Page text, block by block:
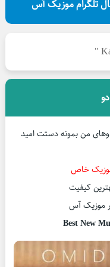
تلگرام موزیک آس
من بمونه دستت امید
خاص
موزیک آس
Best New